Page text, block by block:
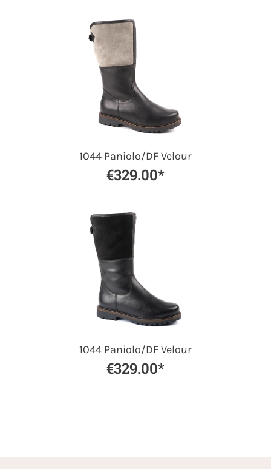
1044 Paniolo/DF Velour
€329.00*
1044 Paniolo/DF Velour
€329.00*